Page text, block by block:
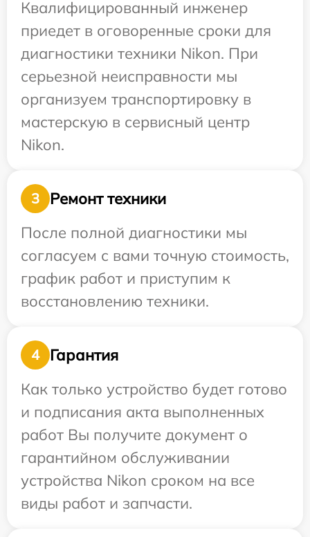
Квалифицированный инженер
приедет в оговоренные сроки для
диагностики техники Nikon. При
серьезной неисправности мы
организуем транспортировку в
мастерскую в сервисный центр
Nikon.
3
Ремонт техники
После полной диагностики мы
согласуем с вами точную стоимость,
график работ и приступим к
восстановлению техники.
4
Гарантия
Как только устройство будет готово
и подписания акта выполненных
работ Вы получите документ о
гарантийном обслуживании
устройства Nikon сроком на все
виды работ и запчасти.